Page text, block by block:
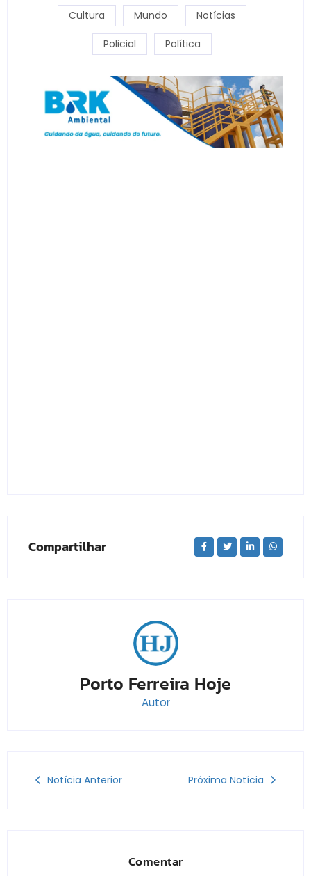
Cultura Mundo Notícias
Policial Política
Compartilhar
Porto Ferreira Hoje
Autor
Notícia Anterior Próxima Notícia
Comentar